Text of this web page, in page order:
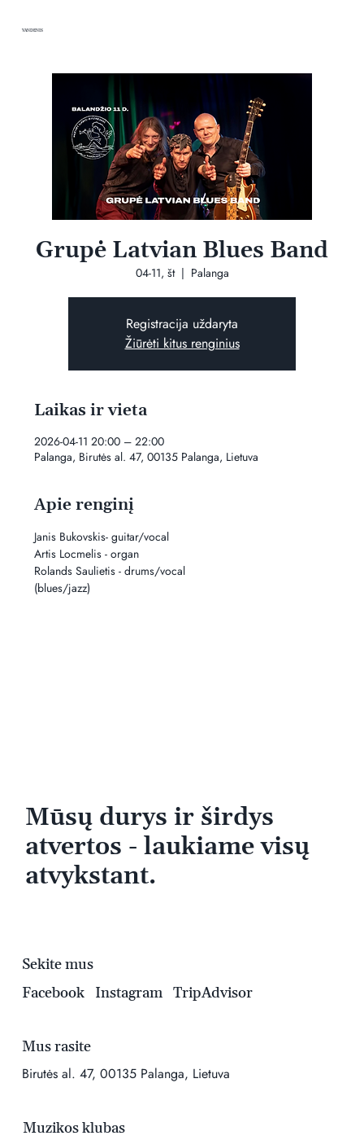
VANDENIS
Grupė Latvian Blues Band
04-11, št
  |
Palanga
Registracija uždaryta
Žiūrėti kitus renginius
Laikas ir vieta
2026-04-11 20:00 – 22:00
Palanga, Birutės al. 47, 00135 Palanga, Lietuva
Apie renginį
Janis Bukovskis- guitar/vocal
Artis Locmelis - organ
Rolands Saulietis - drums/vocal
(blues/jazz)
Mūsų durys ir širdys
atvertos - laukiame visų
atvykstant.
Mus rasite
Birutės al. 47, 00135 Palanga, Lietuva
Muzikos klubas
Sekite mus
Facebook
Instagram TripAdvisor